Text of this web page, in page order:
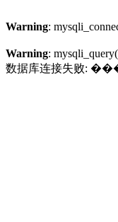
Warning
Warning: